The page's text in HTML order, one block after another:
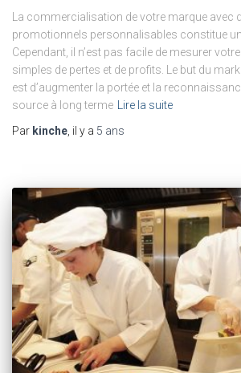
La commercialisation de votre marque avec
promotionnels personnalisables constitue
Cependant, il n’est pas facile de mesurer
simples de pertes et de profits. Le but du
est d’augmenter la portée et la
source à long terme
Lire la suite
Par kinche , il y a 5 ans